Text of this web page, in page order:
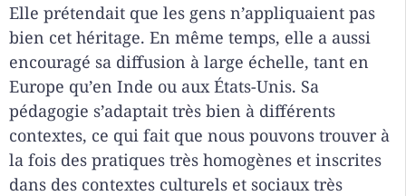
Elle prétendait que les gens n’appliquaient pas
bien cet héritage. En même temps, elle a aussi
encouragé sa diffusion à large échelle, tant en
Europe qu’en Inde ou aux États-Unis. Sa
pédagogie s’adaptait très bien à différents
contextes, ce qui fait que nous pouvons trouver à
la fois des pratiques très homogènes et inscrites
dans des contextes culturels et sociaux très